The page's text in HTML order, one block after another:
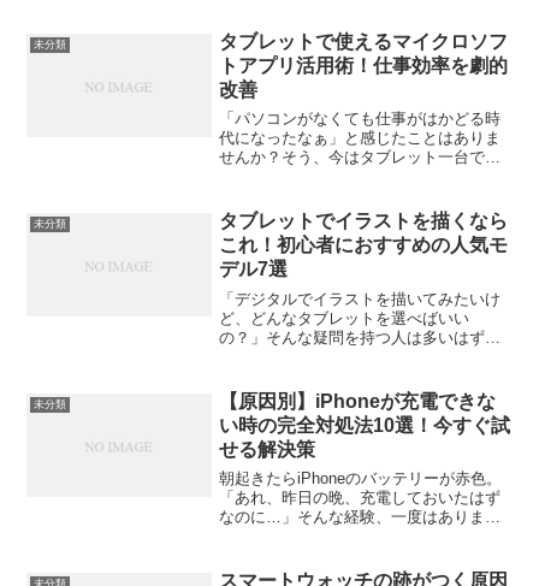
未分類
タブレットで使えるマイクロソフ
トアプリ活用術！仕事効率を劇的
改善
「パソコンがなくても仕事がはかどる時
代になったなぁ」と感じたことはありま
せんか？そう、今はタブレット一台で、
存在です。WordやExcel、PowerPointと
いった...
未分類
タブレットでイラストを描くなら
これ！初心者におすすめの人気モ
デル7選
「デジタルでイラストを描いてみたいけ
ど、どんなタブレットを選べばいい
の？」そんな疑問を持つ人は多いはずで
ル制作が楽しめる時代になりました。こ
こでは、これから始める人でも...
未分類
【原因別】iPhoneが充電できな
い時の完全対処法10選！今すぐ試
せる解決策
朝起きたらiPhoneのバッテリーが赤色。
「あれ、昨日の晩、充電しておいたはず
なのに…」そんな経験、一度はあります
と、かなり焦ります。しかも、いざ充電
未分類 スマートウォッチの跡がつく原因